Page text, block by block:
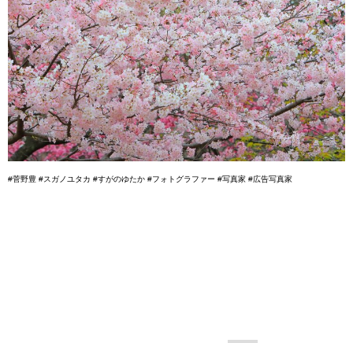
#菅野豊 #スガノユタカ #すがのゆたか #フォトグラファー #写真家 #広告写真家